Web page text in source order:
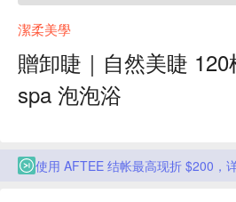
潔柔美學
贈卸睫｜自然美睫
spa 泡泡浴
使用 AFTEE 结帐最高现折 $200，